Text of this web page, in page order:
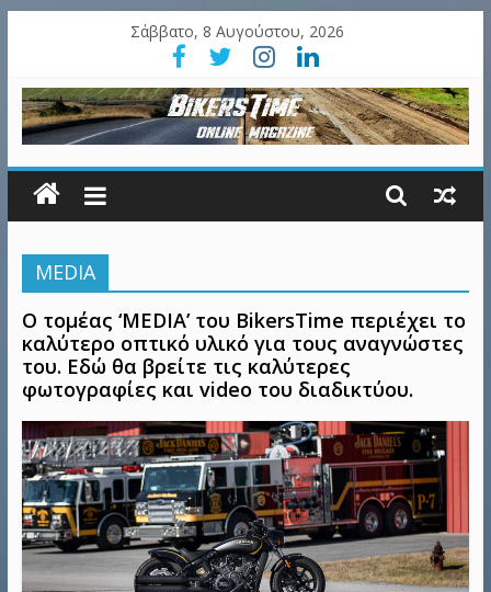
Σάββατο, 8 Αυγούστου, 2026
MEDIA
Ο τομέας ‘MEDIA’ του BikersTime περιέχει το
καλύτερο οπτικό υλικό για τους αναγνώστες
του. Εδώ θα βρείτε τις καλύτερες
φωτογραφίες και video του διαδικτύου.